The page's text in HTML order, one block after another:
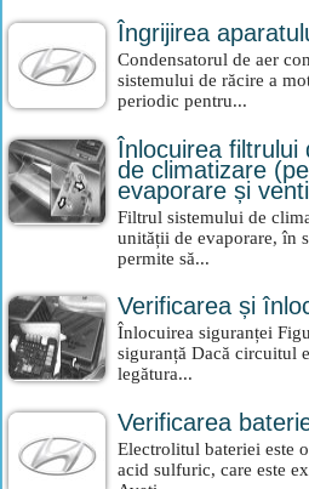
Îngrijirea
Condensatorul de aer
sistemului de răcire a
periodic pentru...
Înlocuirea filtrului
de climatizare
evaporare și
Filtrul sistemului de
unității de evaporare, în
permite să...
Verificarea și
Înlocuirea siguranței
siguranță Dacă circuitul
legătura...
Verificarea
Electrolitul bateriei este
acid sulfuric, care este